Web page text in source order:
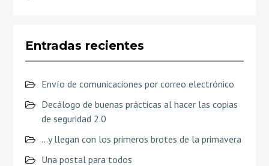
Entradas recientes
Envío de comunicaciones por correo electrónico
Decálogo de buenas prácticas al hacer las copias
de seguridad 2.0
…y llegan con los primeros brotes de la primavera
Una postal para todos